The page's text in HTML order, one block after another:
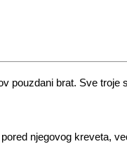
pouzdani brat. Sve troje
njegovog kreveta,